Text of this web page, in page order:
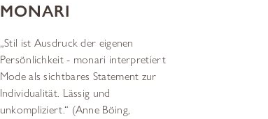
MONARI
„Stil ist Ausdruck der eigenen
Persönlichkeit - monari interpretiert
Mode als sichtbares Statement zur
Individualität. Lässig und
unkompliziert.“ (Anne Böing,